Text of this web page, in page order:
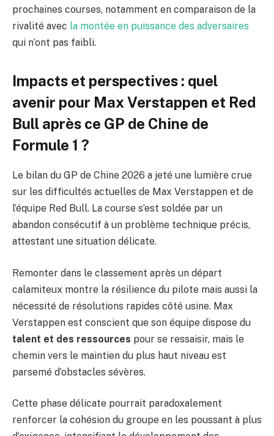
prochaines courses, notamment en comparaison de la
rivalité avec la montée en puissance des adversaires
qui n’ont pas faibli.
Impacts et perspectives : quel
avenir pour Max Verstappen et Red
Bull après ce GP de Chine de
Formule 1 ?
Le bilan du GP de Chine 2026 a jeté une lumière crue
sur les difficultés actuelles de Max Verstappen et de
l’équipe Red Bull. La course s’est soldée par un
abandon consécutif à un problème technique précis,
attestant une situation délicate.
Remonter dans le classement après un départ
calamiteux montre la résilience du pilote mais aussi la
nécessité de résolutions rapides côté usine. Max
Verstappen est conscient que son équipe dispose du
talent et des ressources pour se ressaisir, mais le
chemin vers le maintien du plus haut niveau est
parsemé d’obstacles sévères.
Cette phase délicate pourrait paradoxalement
renforcer la cohésion du groupe en les poussant à plus